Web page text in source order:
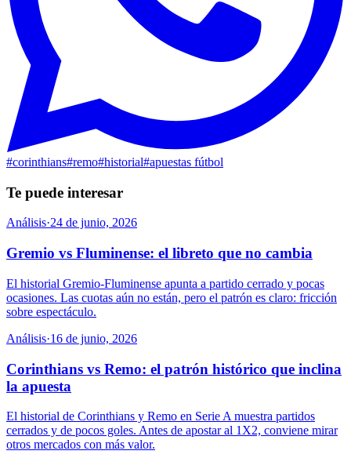
#corinthians#remo#historial#apuestas fútbol
Te puede interesar
Análisis·24 de junio, 2026
Gremio vs Fluminense: el libreto que no cambia
El historial Gremio-Fluminense apunta a partido cerrado y pocas
ocasiones. Las cuotas aún no están, pero el patrón es claro: fricción
sobre espectáculo.
Análisis·16 de junio, 2026
Corinthians vs Remo: el patrón histórico que inclina
la apuesta
El historial de Corinthians y Remo en Serie A muestra partidos
cerrados y de pocos goles. Antes de apostar al 1X2, conviene mirar
otros mercados con más valor.